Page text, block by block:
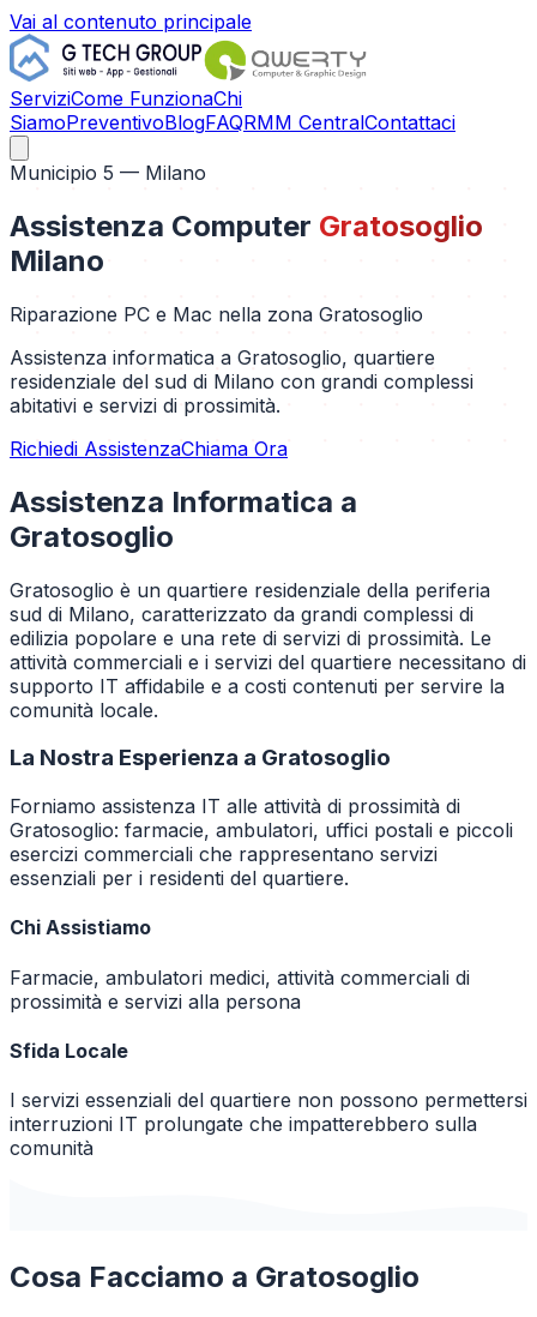
Vai al contenuto principale
ServiziCome FunzionaChi
SiamoPreventivoBlogFAQRMM CentralContattaci
Municipio 5 — Milano
Assistenza Computer Gratosoglio
Milano
Riparazione PC e Mac nella zona Gratosoglio
Assistenza informatica a Gratosoglio, quartiere
residenziale del sud di Milano con grandi complessi
abitativi e servizi di prossimità.
Richiedi AssistenzaChiama Ora
Assistenza Informatica a
Gratosoglio
Gratosoglio è un quartiere residenziale della periferia
sud di Milano, caratterizzato da grandi complessi di
edilizia popolare e una rete di servizi di prossimità. Le
attività commerciali e i servizi del quartiere necessitano di
supporto IT affidabile e a costi contenuti per servire la
comunità locale.
La Nostra Esperienza a Gratosoglio
Forniamo assistenza IT alle attività di prossimità di
Gratosoglio: farmacie, ambulatori, uffici postali e piccoli
esercizi commerciali che rappresentano servizi
essenziali per i residenti del quartiere.
Chi Assistiamo
Farmacie, ambulatori medici, attività commerciali di
prossimità e servizi alla persona
Sfida Locale
I servizi essenziali del quartiere non possono permettersi
interruzioni IT prolungate che impatterebbero sulla
comunità
Cosa Facciamo a Gratosoglio